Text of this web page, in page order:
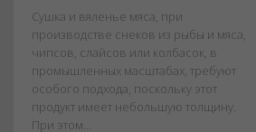
Сушка и вяленье мяса, при
производстве снеков из рыбы и мяса,
чипсов, слайсов или колбасок, в
промышленных масштабах, требуют
особого подхода, поскольку этот
продукт имеет небольшую толщину.
При этом...